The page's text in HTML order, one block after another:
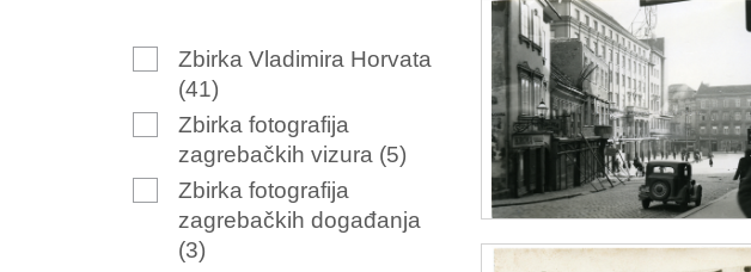
Zbirka Vladimira Horvata
(41)
Zbirka fotografija
zagrebačkih vizura (5)
Zbirka fotografija
zagrebačkih događanja
(3)